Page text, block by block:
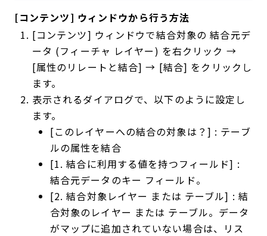
[コンテンツ] ウィンドウから行う方法
[コンテンツ] ウィンドウで結合対象の 結合元デ
ータ (フィーチャ レイヤー) を右クリック →
[属性のリレートと結合] → [結合] をクリックし
ます。
表示されるダイアログで、以下のように設定し
ます。
[このレイヤーへの結合の対象は？] : テーブ
ルの属性を結合
[1. 結合に利用する値を持つフィールド] :
結合元データのキー フィールド。
[2. 結合対象レイヤー または テーブル] : 結
合対象のレイヤー または テーブル。データ
がマップに追加されていない場合は、リス